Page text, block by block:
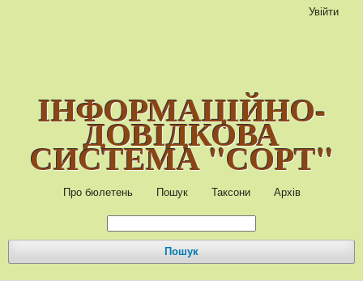
ІНФОРМАЦІЙНО-
ДОВІДКОВА
СИСТЕМА "СОРТ"
Про бюлетень Пошук Таксони Архів
Пошук
Увійти